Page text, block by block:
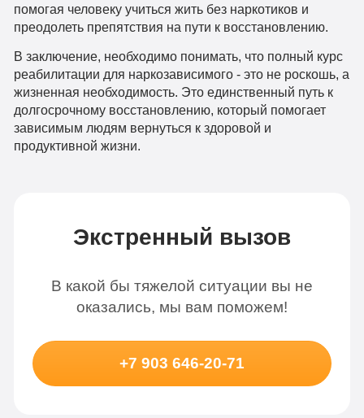
помогая человеку учиться жить без наркотиков и
преодолеть препятствия на пути к восстановлению.
В заключение, необходимо понимать, что полный курс
реабилитации для наркозависимого - это не роскошь, а
жизненная необходимость. Это единственный путь к
долгосрочному восстановлению, который помогает
зависимым людям вернуться к здоровой и
продуктивной жизни.
Экстренный вызов
В какой бы тяжелой ситуации вы не
оказались, мы вам поможем!
+7 903 646-20-71